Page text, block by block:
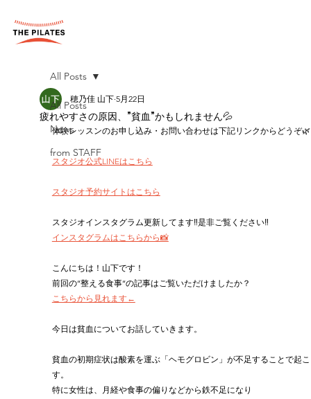
All Posts
News
from STAFF
All Posts
疲れやすさの原因、”貧血”かもしれません💦
穂乃佳 山下 5月22日
体験レッスンのお申し込み・お問い合わせは下記リンクからどうぞ🌿
スタジオ公式LINEはこちら
スタジオ予約サイトはこちら
スタジオインスタグラム更新してます‼︎是非ご覧ください‼︎
インスタグラムはこちらから📸
こんにちは！山下です！
前回の‘‘整える食事‘‘の記事はご覧いただけましたか？
こちらから見れます←
今日は貧血についてお話していきます。
貧血の初期症状は酸素を運ぶ「ヘモグロビン」が不足することで起
す。
特に女性は、月経や食事の偏りなどから鉄不足になり